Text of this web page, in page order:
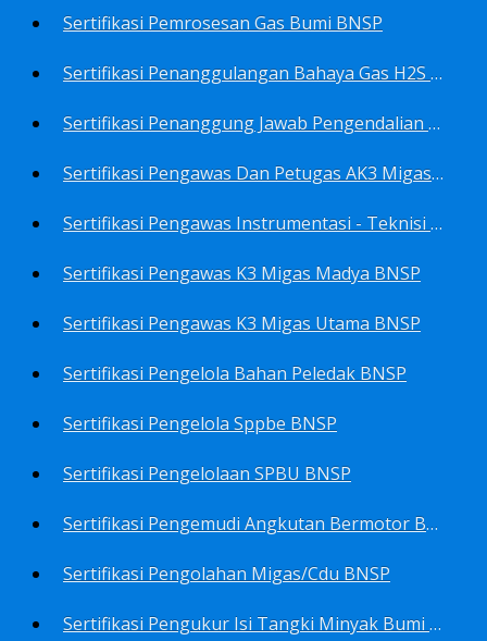
Sertifikasi Pemrosesan Gas Bumi BNSP
Sertifikasi Penanggulangan Bahaya Gas H2S BNSP
Sertifikasi Penanggung Jawab Pengendalian Pencemaran Udara BNSP
Sertifikasi Pengawas Dan Petugas AK3 Migas BNSP
Sertifikasi Pengawas Instrumentasi - Teknisi Instrumentasi Tingkat 1 Dan 2 BNSP
Sertifikasi Pengawas K3 Migas Madya BNSP
Sertifikasi Pengawas K3 Migas Utama BNSP
Sertifikasi Pengelola Bahan Peledak BNSP
Sertifikasi Pengelola Sppbe BNSP
Sertifikasi Pengelolaan SPBU BNSP
Sertifikasi Pengemudi Angkutan Bermotor BNSP
Sertifikasi Pengolahan Migas/Cdu BNSP
Sertifikasi Pengukur Isi Tangki Minyak Bumi Dan Hasil Olahan BNSP